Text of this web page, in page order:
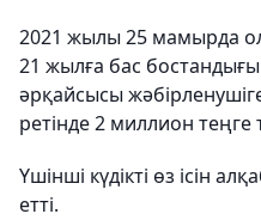
2021 жылы 25 мамырда
21 жылға бас
әрқайсысы
ретінде 2 миллион теңге
Үшінші күдікті өз ісін
етті.